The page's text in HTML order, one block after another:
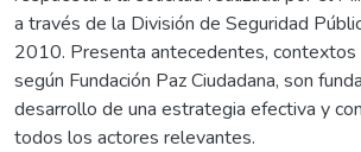
a través de la División de Seguridad
2010. Presenta antecedentes, contextos
según Fundación Paz Ciudadana, son
desarrollo de una estrategia efectiva y
todos los actores relevantes.